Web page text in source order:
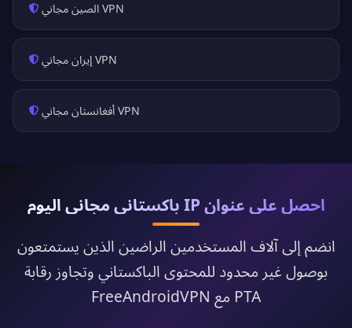
VPN الصين مجاني
VPN إيران مجاني
VPN أفغانستان مجاني
احصل على عنوان IP باكستاني مجاني اليوم
انضم إلى آلاف المستخدمين الراضين الذين يستمتعون
بوصول غير محدود للمحتوى الباكستاني وتجاوز رقابة
PTA مع FreeAndroidVPN